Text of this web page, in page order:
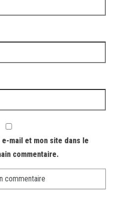
mail et mon site dans le
commentaire.